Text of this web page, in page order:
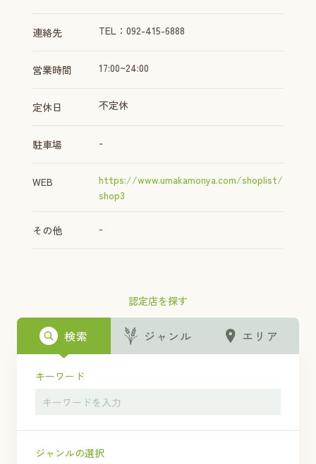
認定店を探す
検索 ジャンル エリア
キーワード
ジャンルの選択
連絡先 TEL：092-415-6888
営業時間 17:00~24:00
定休日 不定休
駐車場 -
WEB
https://www.umakamonya.com/shoplist/
shop3
その他 -